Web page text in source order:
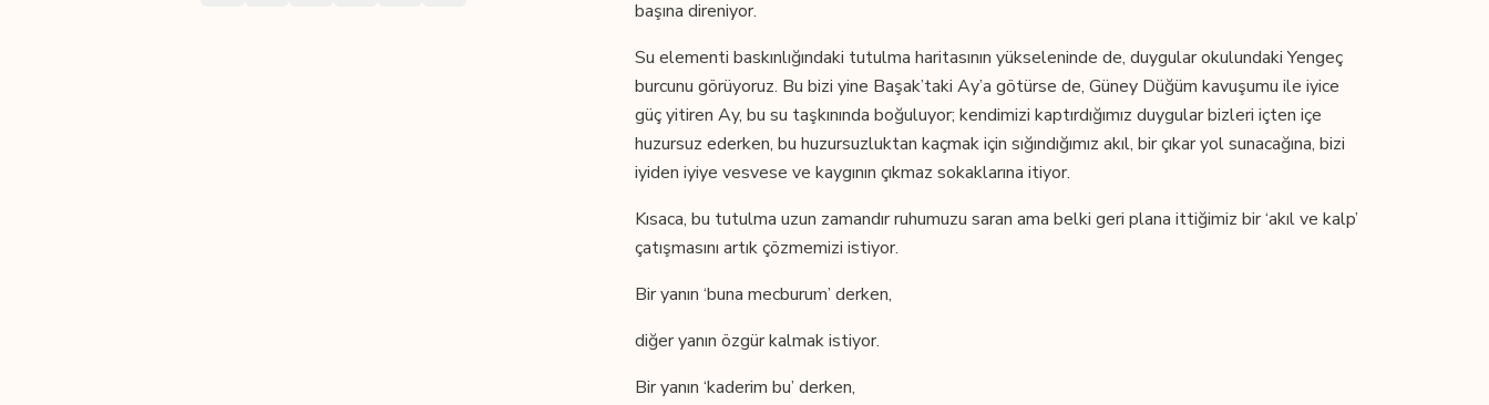
başına direniyor.
Su elementi baskınlığındaki tutulma haritasının yükseleninde de, duygular okulundaki Yengeç
burcunu görüyoruz. Bu bizi yine Başak’taki Ay’a götürse de, Güney Düğüm kavuşumu ile iyice
güç yitiren Ay, bu su taşkınında boğuluyor; kendimizi kaptırdığımız duygular bizleri içten içe
huzursuz ederken, bu huzursuzluktan kaçmak için sığındığımız akıl, bir çıkar yol sunacağına, bizi
iyiden iyiye vesvese ve kaygının çıkmaz sokaklarına itiyor.
Kısaca, bu tutulma uzun zamandır ruhumuzu saran ama belki geri plana ittiğimiz bir ‘akıl ve kalp’
çatışmasını artık çözmemizi istiyor.
Bir yanın ‘buna mecburum’ derken,
diğer yanın özgür kalmak istiyor.
Bir yanın ‘kaderim bu’ derken,